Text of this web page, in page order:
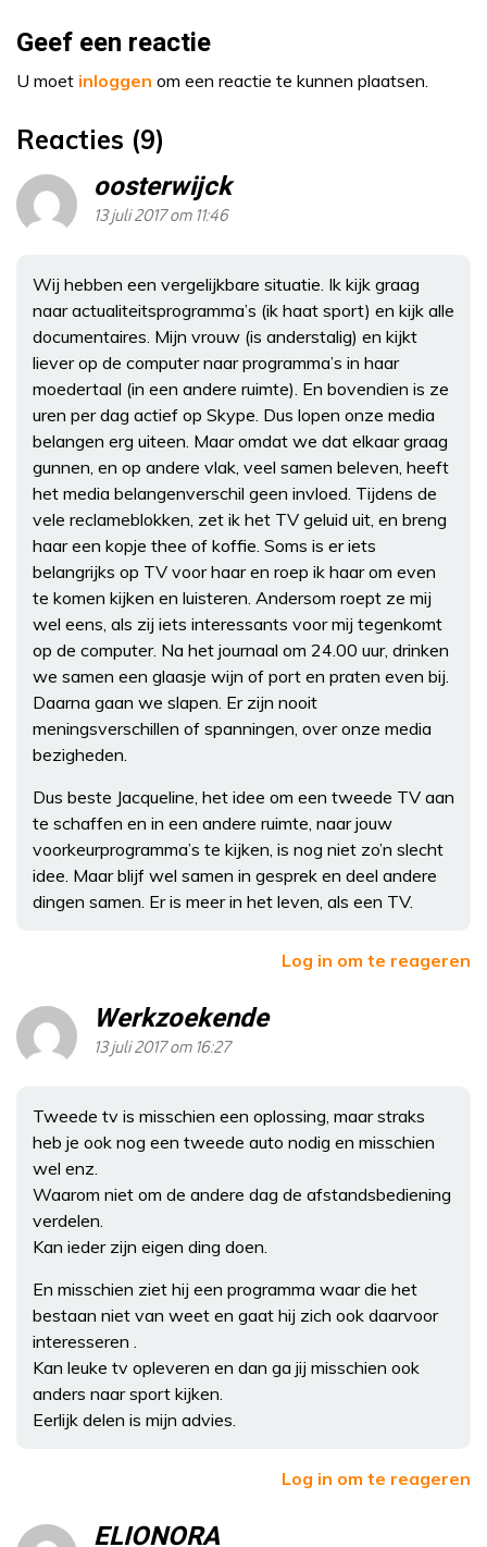
Geef een reactie
U moet inloggen om een reactie te kunnen plaatsen.
Reacties (9)
oosterwijck
13 juli 2017 om 11:46
Wij hebben een vergelijkbare situatie. Ik kijk graag
naar actualiteitsprogramma’s (ik haat sport) en kijk alle
documentaires. Mijn vrouw (is anderstalig) en kijkt
liever op de computer naar programma’s in haar
moedertaal (in een andere ruimte). En bovendien is ze
uren per dag actief op Skype. Dus lopen onze media
belangen erg uiteen. Maar omdat we dat elkaar graag
gunnen, en op andere vlak, veel samen beleven, heeft
het media belangenverschil geen invloed. Tijdens de
vele reclameblokken, zet ik het TV geluid uit, en breng
haar een kopje thee of koffie. Soms is er iets
belangrijks op TV voor haar en roep ik haar om even
te komen kijken en luisteren. Andersom roept ze mij
wel eens, als zij iets interessants voor mij tegenkomt
op de computer. Na het journaal om 24.00 uur, drinken
we samen een glaasje wijn of port en praten even bij.
Daarna gaan we slapen. Er zijn nooit
meningsverschillen of spanningen, over onze media
bezigheden.
Dus beste Jacqueline, het idee om een tweede TV aan
te schaffen en in een andere ruimte, naar jouw
voorkeurprogramma’s te kijken, is nog niet zo’n slecht
idee. Maar blijf wel samen in gesprek en deel andere
dingen samen. Er is meer in het leven, als een TV.
Log in om te reageren
Werkzoekende
13 juli 2017 om 16:27
Tweede tv is misschien een oplossing, maar straks
heb je ook nog een tweede auto nodig en misschien
wel enz.
Waarom niet om de andere dag de afstandsbediening
verdelen.
Kan ieder zijn eigen ding doen.
En misschien ziet hij een programma waar die het
bestaan niet van weet en gaat hij zich ook daarvoor
interesseren .
Kan leuke tv opleveren en dan ga jij misschien ook
anders naar sport kijken.
Eerlijk delen is mijn advies.
Log in om te reageren
ELIONORA